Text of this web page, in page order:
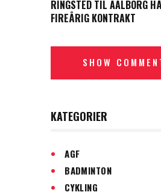
RINGSTED TIL AALBORG
FIREÅRIG KONTRAKT
SHOW
KATEGORIER
AGF
BADMINTON
CYKLING